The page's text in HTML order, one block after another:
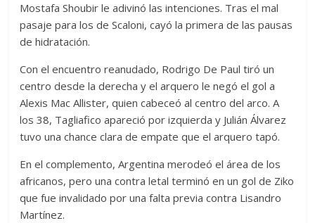
Mostafa Shoubir le adivinó las intenciones. Tras el mal
pasaje para los de Scaloni, cayó la primera de las pausas
de hidratación.
Con el encuentro reanudado, Rodrigo De Paul tiró un
centro desde la derecha y el arquero le negó el gol a
Alexis Mac Allister, quien cabeceó al centro del arco. A
los 38, Tagliafico apareció por izquierda y Julián Álvarez
tuvo una chance clara de empate que el arquero tapó.
En el complemento, Argentina merodeó el área de los
africanos, pero una contra letal terminó en un gol de Ziko
que fue invalidado por una falta previa contra Lisandro
Martínez.